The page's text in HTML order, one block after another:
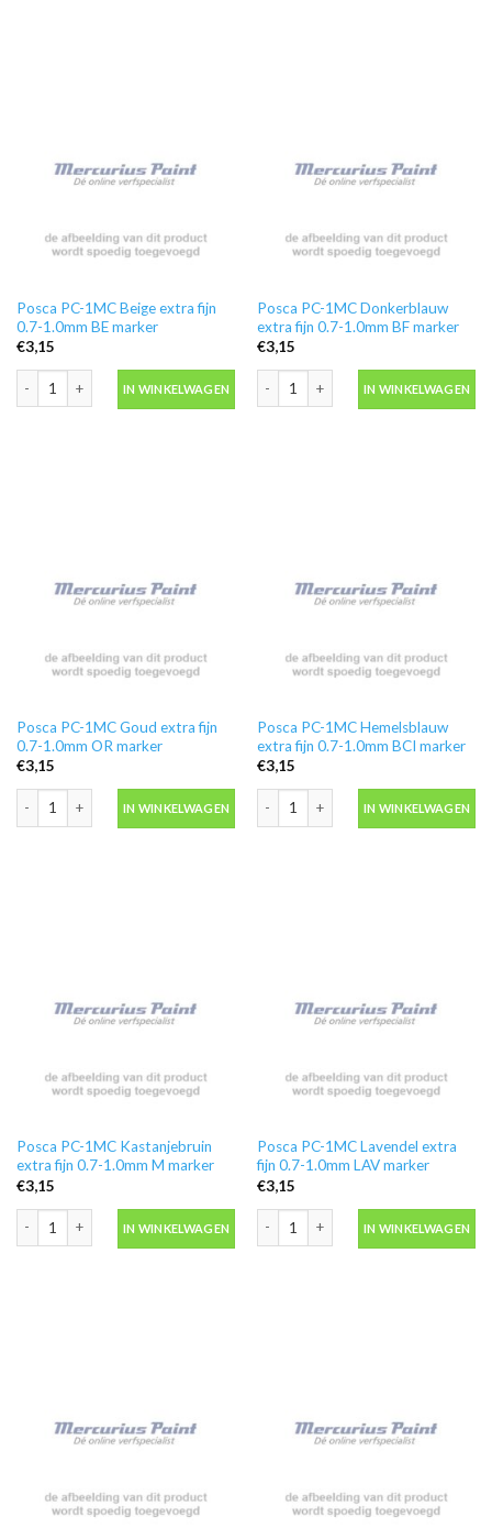
Posca PC-1MC Beige extra fijn
0.7-1.0mm BE marker
€3,15
Posca PC-1MC Beige extra fijn 0.7-1.0mm BE marker aantal
IN WINKELWAGEN
Posca PC-1MC Donkerblauw
extra fijn 0.7-1.0mm BF marker
€3,15
Posca PC-1MC Donkerblauw extra
IN WINKELWAGEN
Posca PC-1MC Goud extra fijn
0.7-1.0mm OR marker
€3,15
Posca PC-1MC Goud extra fijn 0.7-1.0mm OR marker aantal
IN WINKELWAGEN
Posca PC-1MC Hemelsblauw
extra fijn 0.7-1.0mm BCI marker
€3,15
Posca PC-1MC Hemelsblauw extra
IN WINKELWAGEN
Posca PC-1MC Kastanjebruin
extra fijn 0.7-1.0mm M marker
€3,15
IN WINKELWAGEN
Posca PC-1MC Lavendel extra
fijn 0.7-1.0mm LAV marker
€3,15
IN WINKELWAGEN